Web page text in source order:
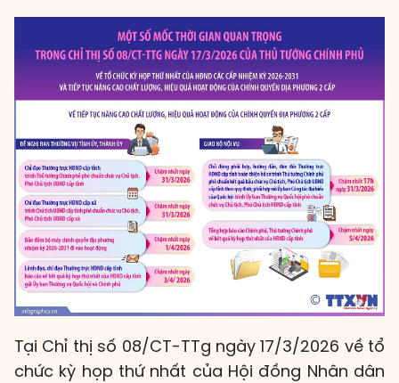
Tại Chỉ thị số 08/CT-TTg ngày 17/3/2026 về tổ
chức kỳ họp thứ nhất của Hội đồng Nhân dân